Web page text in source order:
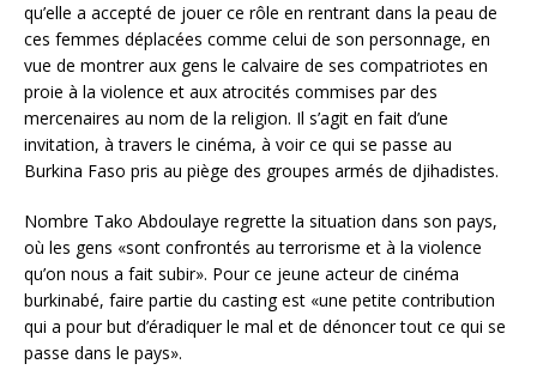
qu’elle a accepté de jouer ce rôle en rentrant dans la peau de
ces femmes déplacées comme celui de son personnage, en
vue de montrer aux gens le calvaire de ses compatriotes en
proie à la violence et aux atrocités commises par des
mercenaires au nom de la religion. Il s’agit en fait d’une
invitation, à travers le cinéma, à voir ce qui se passe au
Burkina Faso pris au piège des groupes armés de djihadistes.
Nombre Tako Abdoulaye regrette la situation dans son pays,
où les gens «sont confrontés au terrorisme et à la violence
qu’on nous a fait subir». Pour ce jeune acteur de cinéma
burkinabé, faire partie du casting est «une petite contribution
qui a pour but d’éradiquer le mal et de dénoncer tout ce qui se
passe dans le pays».